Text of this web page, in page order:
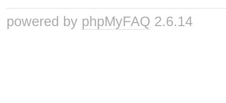
powered by phpMyFAQ 2.6.14